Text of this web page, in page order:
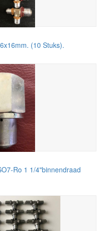
(10 Stuks).
Ro 1 1/4"binnendraad